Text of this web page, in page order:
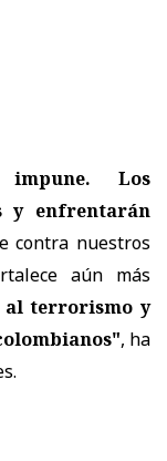
Los
y enfrentarán
contra nuestros
aún más
terrorismo y
, ha